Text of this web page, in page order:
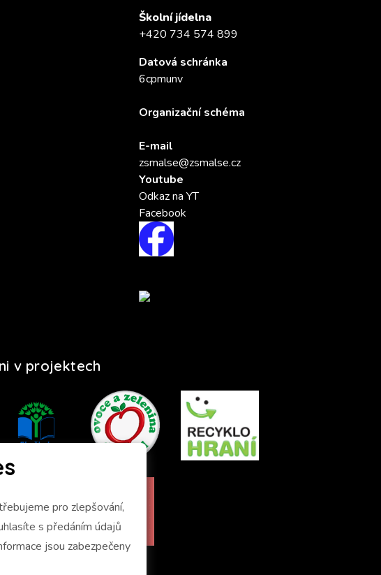
pro zlepšování,
jsou zabezpečeny
Školní jídelna
+420 734 574 899
Datová schránka
6cpmunv
Organizační schéma
E-mail
zsmalse@zsmalse.cz
Youtube
Odkaz na YT
Facebook
v projektech